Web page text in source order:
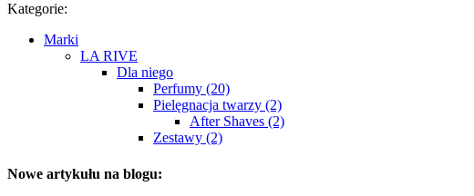
Kategorie:
Marki
LA RIVE
Dla niego
Perfumy (20)
Pielęgnacja twarzy (2)
After Shaves (2)
Zestawy (2)
Nowe artykułu na blogu: